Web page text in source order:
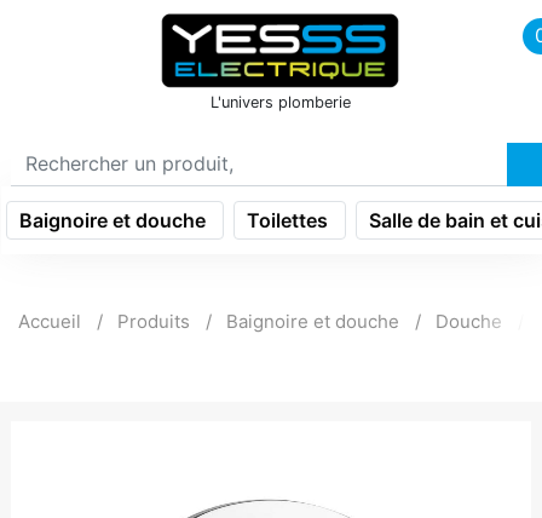
icon menu burger
L'univers plomberie
Baignoire et douche Toilettes Salle de bain et
Accueil Produits Baignoire et douche Douche